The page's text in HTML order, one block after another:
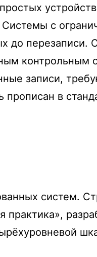
с
до
контрольным
записи,
в
систем.
практика»,